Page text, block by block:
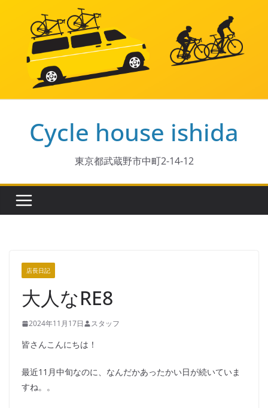
Cycle house ishida
東京都武蔵野市中町2-14-12
店長日記
大人なRE8
2024年11月17日 スタッフ
皆さんこんにちは！
最近11月中旬なのに、なんだかあったかい日が続いていま
すね。。